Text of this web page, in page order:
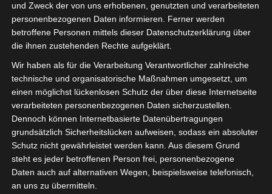
Schießbetrieb mit Auflagen wieder
aufgenommen
JULI 7, 2020 OBERSCHUETZENMEISTER
Seit dem 06. Juni 2020 wurde der Schießbetrieb im
und Zweck der von uns erhobenen, genutzten und verarbeiteten
personenbezogenen Daten informieren. Ferner werden
betroffene Personen mittels dieser Datenschutzerklärung über
die ihnen zustehenden Rechte aufgeklärt.
Wir haben als für die Verarbeitung Verantwortlicher zahlreiche
technische und organisatorische Maßnahmen umgesetzt, um
einen möglichst lückenlosen Schutz der über diese Internetseite
verarbeiteten personenbezogenen Daten sicherzustellen.
Dennoch können Internetbasierte Datenübertragungen
grundsätzlich Sicherheitslücken aufweisen, sodass ein absoluter
Schutz nicht gewährleistet werden kann. Aus diesem Grund
steht es jeder betroffenen Person frei, personenbezogene
Daten auch auf alternativen Wegen, beispielsweise telefonisch,
an uns zu übermitteln.